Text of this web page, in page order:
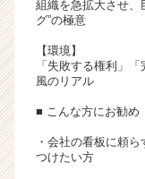
組織を急拡大させ、
グ”の極意
【環境】
「失敗する権利」
風のリアル
■ こんな方にお勧め
・会社の看板に頼
つけたい方